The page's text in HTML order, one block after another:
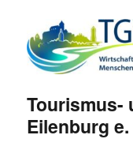
Tourismus-
Eilenburg e.